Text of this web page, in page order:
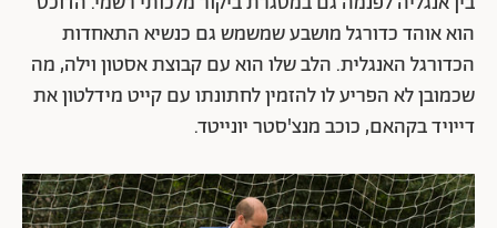
הוא אוהד כדורגל מושבע שמשמש גם כנשיא התאחדות
הכדורגל האנגלית. הלב שלו הוא עם קבוצת אסטון וילה, מה
שכמובן לא הפריע לו להזמין לחתונתו עם קייט מידלטון את
דייויד בקהאם, כוכב מנצ'סטר יונייטד.